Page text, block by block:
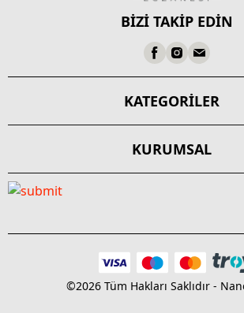
BİZİ TAKİP EDİN
KATEGORİLER
KURUMSAL
©2026 Tüm Hakları Saklıdır -